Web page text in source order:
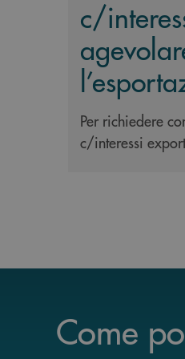
c/
Per richiedere
c/interessi export
Come